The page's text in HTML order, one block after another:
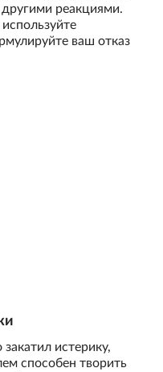
реакциями.
ваш отказ
истерику,
способен творить